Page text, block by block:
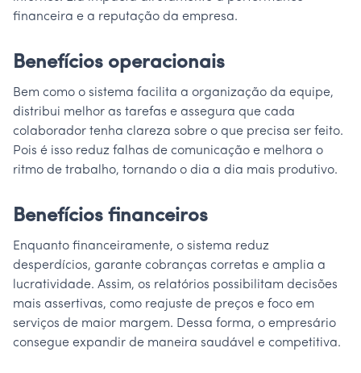
financeira e a reputação da empresa.
Benefícios operacionais
Bem como o sistema facilita a organização da equipe,
distribui melhor as tarefas e assegura que cada
colaborador tenha clareza sobre o que precisa ser feito.
Pois é isso reduz falhas de comunicação e melhora o
ritmo de trabalho, tornando o dia a dia mais produtivo.
Benefícios financeiros
Enquanto financeiramente, o sistema reduz
desperdícios, garante cobranças corretas e amplia a
lucratividade. Assim, os relatórios possibilitam decisões
mais assertivas, como reajuste de preços e foco em
serviços de maior margem. Dessa forma, o empresário
consegue expandir de maneira saudável e competitiva.